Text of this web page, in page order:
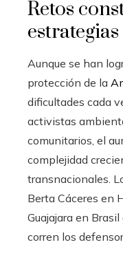
Retos
Aunque se han
protección de la
dificultades cada
activistas
comunitarios, el
complejidad
transnacionales.
Berta Cáceres en
Guajajara en
corren los